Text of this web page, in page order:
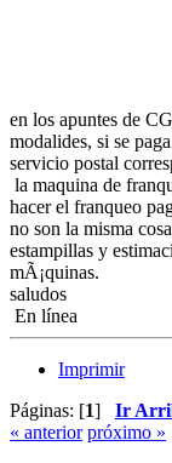
en los apuntes de
modalides, si se
servicio postal
la maquina de
hacer el franqueo
no son la misma
estampillas y
mÃ¡quinas.
saludos
En línea
Imprimir
Páginas: [1] Ir
« anterior próximo »